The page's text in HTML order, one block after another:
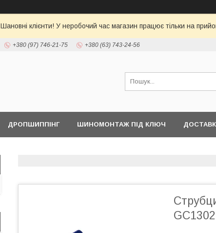
Шановні клієнти! У неробочий час магазин працює тільки на
+380 (97) 746-21-75 +380 (63) 743-24-56
ДРОПШИППІНГ ШИНОМОНТАЖ ПІД КЛЮЧ
GC1302